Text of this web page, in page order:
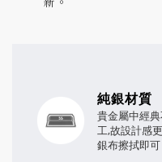
純銀材質
貴金屬中經
工,故設計感
銀布擦拭即可